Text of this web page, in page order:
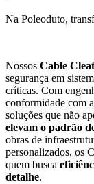
Na Poleoduto,
Nossos Cable
segurança em
críticas. Com
conformidade com
soluções que não
elevam o padrão
obras de
personalizados, os
quem busca
detalhe.